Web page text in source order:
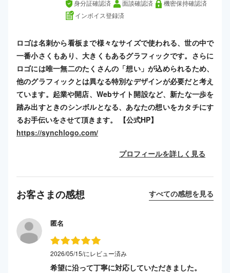
身分証確認済 面談確認済
機密保持確認済
インボイス登録済
ロゴは名刺から看板まで様々なサイズで使われる、世の中で
一番小さくもあり、大きくもあるグラフィックです。さらに
ロゴには唯一無二のたくさんの「想い」が込められるため、
他のグラフィックとは異なる特別なデザインが必要だと考え
ています。起業や開店、Webサイト開設など、新たな一歩を
踏み出すときのシンボルとなる、あなたの想いをカタチにす
るお手伝いをさせて頂きます。 【公式HP】
https://synchlogo.com/
プロフィールを詳しく見る
お客さまの感想 すべての感想を見る
匿名
2026/05/15/にレビュー済み
希望に沿って丁寧に対応していただきました。